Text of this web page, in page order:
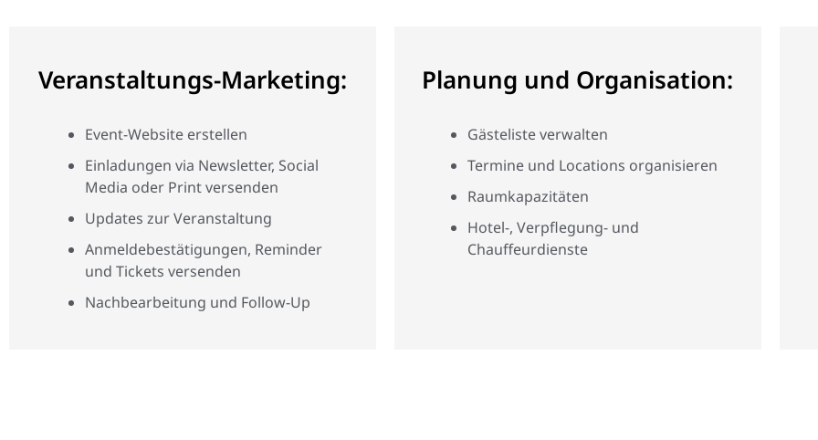
Veranstaltungs-Marketing:
Event-Website erstellen
Einladungen via Newsletter, Social
Media oder Print versenden
Updates zur Veranstaltung
Anmeldebestätigungen, Reminder
und Tickets versenden
Nachbearbeitung und Follow-Up
Planung und Organisation:
Gästeliste verwalten
Termine und Locations organisieren
Raumkapazitäten
Hotel-, Verpflegung- und
Chauffeurdienste